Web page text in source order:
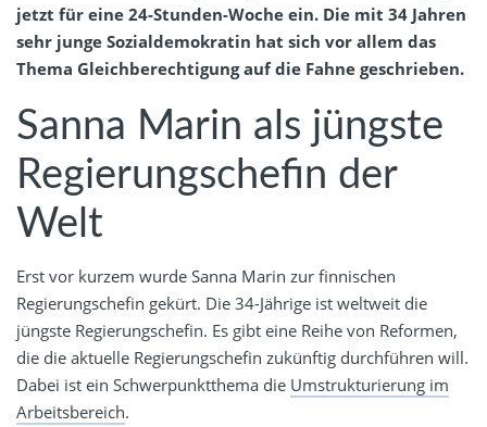
jetzt für eine 24-Stunden-Woche ein. Die mit 34 Jahren
sehr junge Sozialdemokratin hat sich vor allem das
Thema Gleichberechtigung auf die Fahne geschrieben.
Sanna Marin als jüngste
Regierungschefin der
Welt
Erst vor kurzem wurde Sanna Marin zur finnischen
Regierungschefin gekürt. Die 34-Jährige ist weltweit die
jüngste Regierungschefin. Es gibt eine Reihe von Reformen,
die die aktuelle Regierungschefin zukünftig durchführen will.
Dabei ist ein Schwerpunktthema die Umstrukturierung im
Arbeitsbereich.